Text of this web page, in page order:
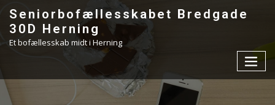
content
Seniorbofællesskabet Bredgade
30D Herning
Et bofællesskab midt i Herning